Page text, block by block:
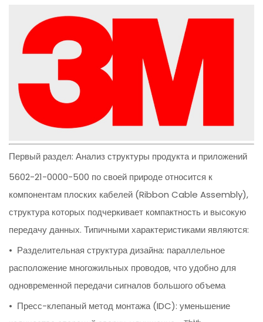
Первый раздел: Анализ структуры продукта и приложений
5602-21-0000-500 по своей природе относится к
компонентам плоских кабелей (Ribbon Cable Assembly),
структура которых подчеркивает компактность и высокую
передачу данных. Типичными характеристиками являются:
• Разделительная структура дизайна: параллельное
расположение многожильных проводов, что удобно для
одновременной передачи сигналов большого объема
• Пресс-клепаный метод монтажа (IDC): уменьшение